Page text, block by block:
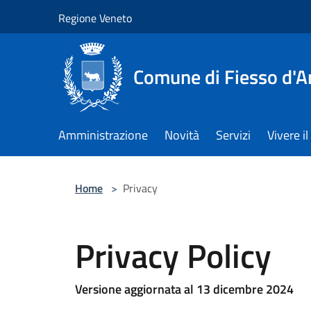
Regione Veneto
Comune di Fiesso
Amministrazione Novità Servizi Vivere
Home > Privacy
Privacy Policy
Versione aggiornata al 13 dicembre 2024